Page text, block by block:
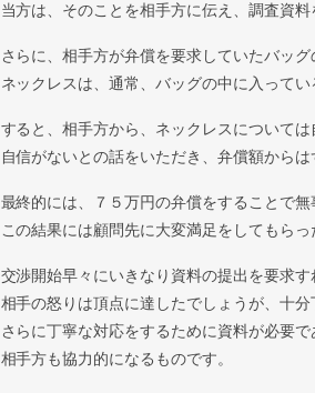
当方は、そのことを相手方に伝え、調査資
さらに、相手方が弁償を要求していたバッグ
ネックレスは、通常、バッグの中に入って
すると、相手方から、ネックレスについて
自信がないとの話をいただき、弁償額から
最終的には、７５万円の弁償をすることで無
この結果には顧問先に大変満足をしてもら
交渉開始早々にいきなり資料の提出を要求す
相手の怒りは頂点に達したでしょうが、十分
さらに丁寧な対応をするために資料が必要で
相手方も協力的になるものです。